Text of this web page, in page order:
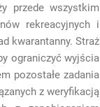
przede wszystkim
rekreacyjnych i
kwarantanny. Straż
ograniczyć wyjścia
pozostałe zadania
z weryfikacją